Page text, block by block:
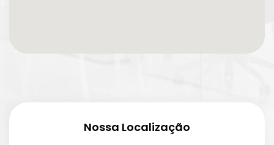
Nossa Localização